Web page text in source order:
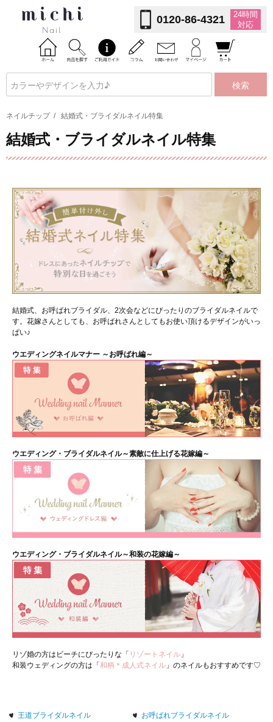
0120-86-4321
24時間
対応
検索
ネイルチップ / 結婚式・ブライダルネイル特集
結婚式・ブライダルネイル特集
結婚式、お呼ばれブライダル、2次会などにぴったりのブライダルネイルで
す。花嫁さんとしても、お呼ばれさんとしてもお使い頂けるデザインがいっ
ぱい♪
ウエディングネイルマナー ～お呼ばれ編～
ウエディング・ブライダルネイル～素敵に仕上げる花嫁編～
ウエディング・ブライダルネイル～和装の花嫁編～
リゾ婚の方はビーチにぴったりな「 リゾートネイル 」
和装ウェディングの方は「 和柄＊成人式ネイル 」のネイルもおすすめです♡
王道ブライダルネイル お呼ばれブライダルネイル